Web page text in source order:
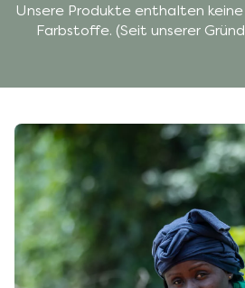
Unsere Produkte enthalten
Farbstoffe. (Seit unserer